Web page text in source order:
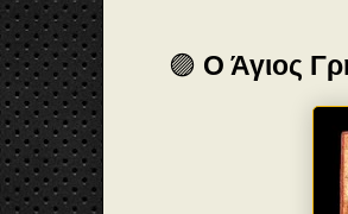
🟣 Ο Άγιος